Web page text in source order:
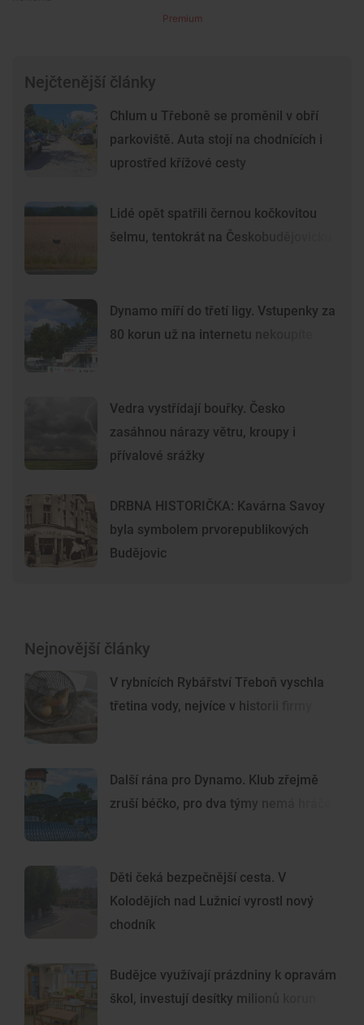
Premium
Nejčtenější články
Chlum u Třeboně se proměnil v obří
parkoviště. Auta stojí na chodnících i
uprostřed křížové cesty
Lidé opět spatřili černou kočkovitou
šelmu, tentokrát na Českobudějovicku
Dynamo míří do třetí ligy. Vstupenky za
80 korun už na internetu nekoupíte
Vedra vystřídají bouřky. Česko
zasáhnou nárazy větru, kroupy i
přívalové srážky
DRBNA HISTORIČKA: Kavárna Savoy
byla symbolem prvorepublikových
Budějovic
Nejnovější články
V rybnících Rybářství Třeboň vyschla
třetina vody, nejvíce v historii firmy
Další rána pro Dynamo. Klub zřejmě
zruší béčko, pro dva týmy nemá hráče
Děti čeká bezpečnější cesta. V
Kolodějích nad Lužnicí vyrostl nový
chodník
Budějce využívají prázdniny k opravám
škol, investují desítky milionů korun